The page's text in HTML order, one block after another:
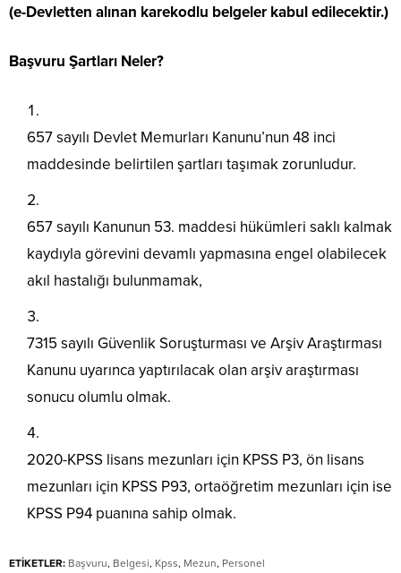
(e-Devletten alınan karekodlu belgeler kabul edilecektir.)
Başvuru Şartları Neler?
657 sayılı Devlet Memurları Kanunu’nun 48 inci
maddesinde belirtilen şartları taşımak zorunludur.
657 sayılı Kanunun 53. maddesi hükümleri saklı kalmak
kaydıyla görevini devamlı yapmasına engel olabilecek
akıl hastalığı bulunmamak,
7315 sayılı Güvenlik Soruşturması ve Arşiv Araştırması
Kanunu uyarınca yaptırılacak olan arşiv araştırması
sonucu olumlu olmak.
2020-KPSS lisans mezunları için KPSS P3, ön lisans
mezunları için KPSS P93, ortaöğretim mezunları için ise
KPSS P94 puanına sahip olmak.
ETİKETLER: Başvuru, Belgesi, Kpss, Mezun, Personel